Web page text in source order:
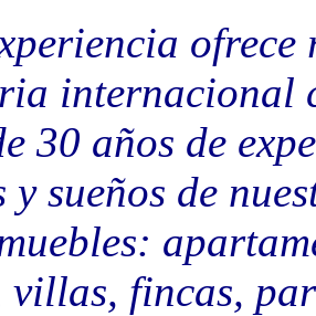
ofrece
internacional
30 años de
y sueños de
villas, fincas,